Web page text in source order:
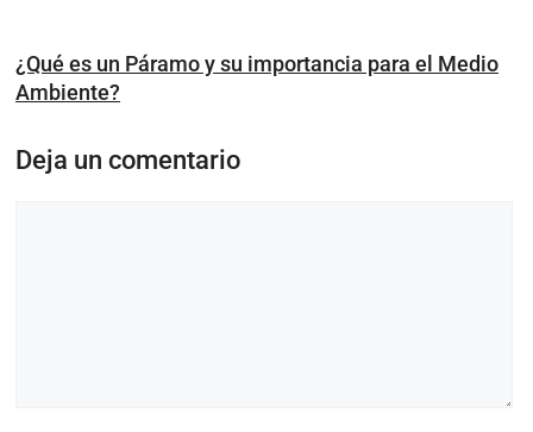
¿Qué es un Páramo y su importancia para el Medio
Ambiente?
Deja un comentario